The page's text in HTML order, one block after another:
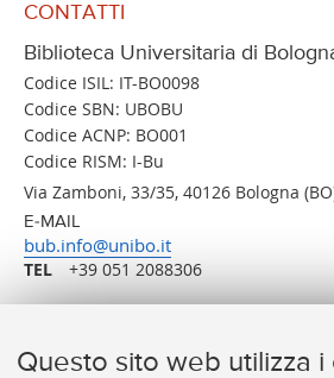
Questo sito web utilizza i
CONTATTI
Biblioteca Universitaria di
Codice ISIL: IT-BO0098
Codice SBN: UBOBU
Codice ACNP: BO001
Codice RISM: I-Bu
Via Zamboni, 33/35, 40126 Bologna
E-MAIL
bub.info@unibo.it
TEL +39 051 2088306